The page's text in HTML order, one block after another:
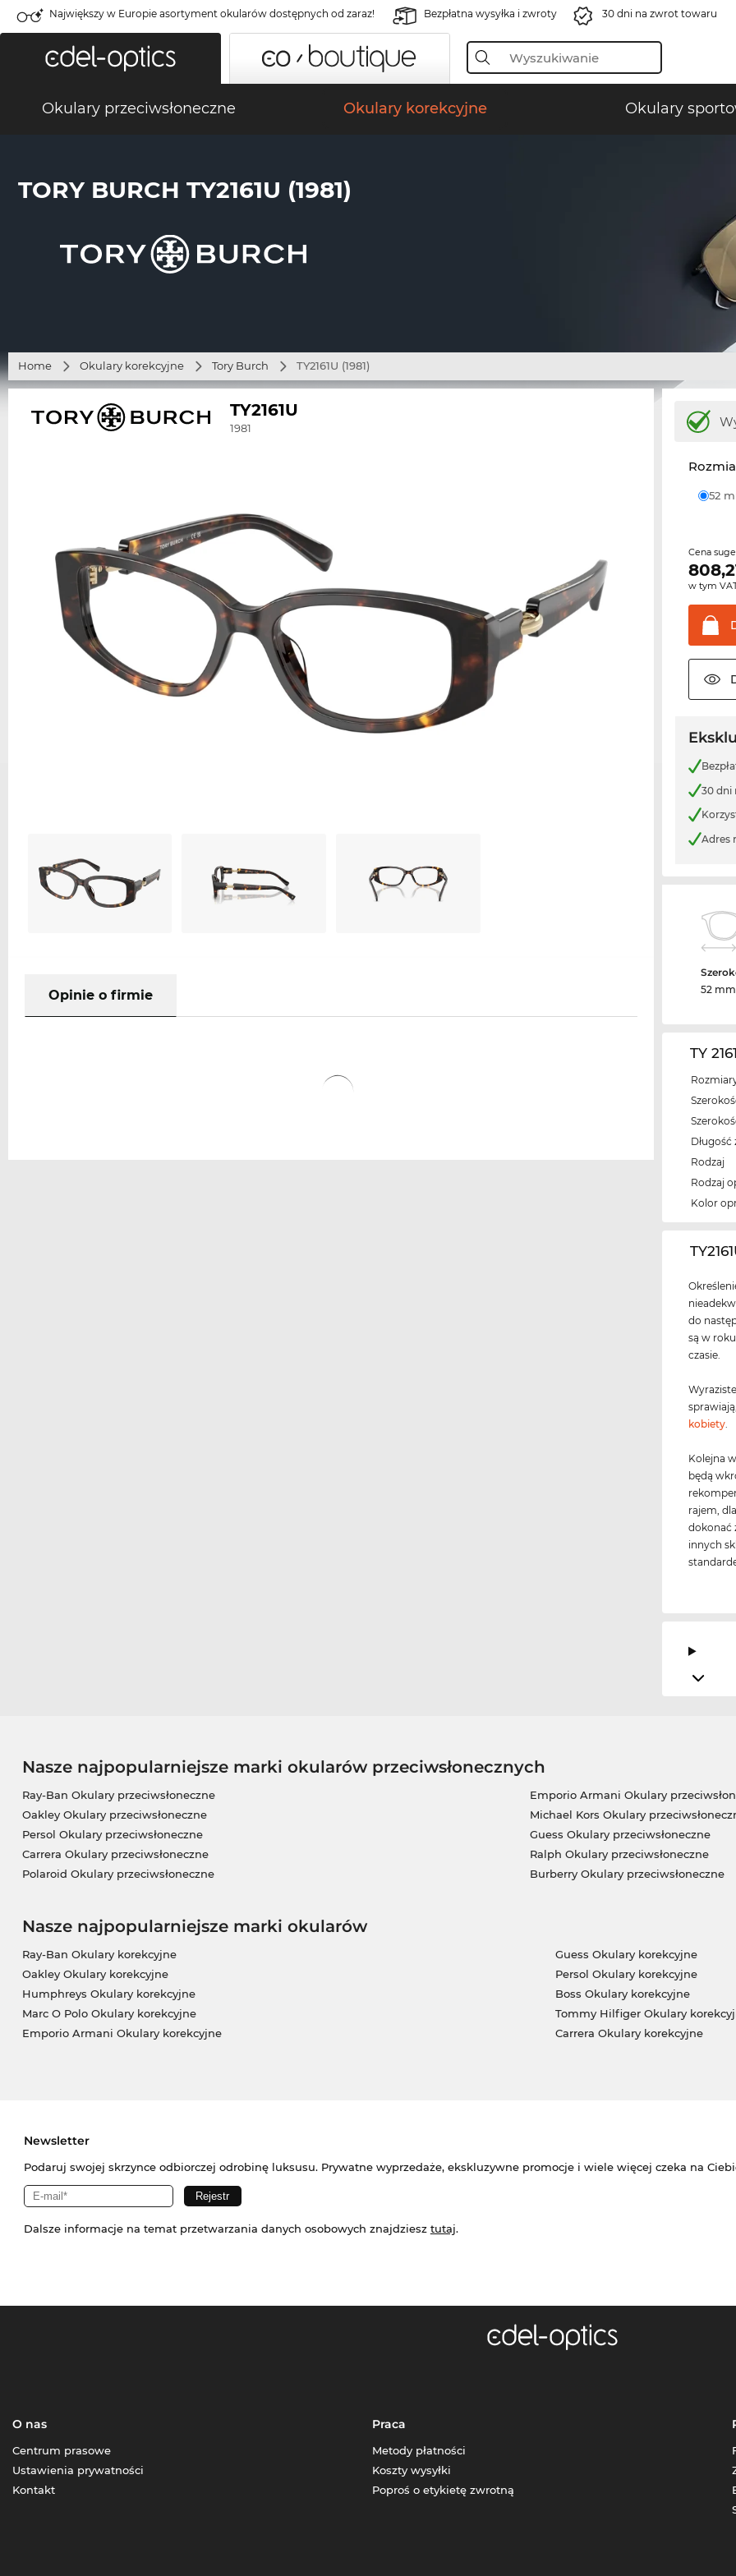
Największy w Europie asortyment okularów dostępnych od zaraz! Bezpłatna wysyłka i zwroty 30 dni na zwrot towaru
Okulary przeciwsłoneczne Okulary korekcyjne Okulary
TORY BURCH TY2161U (1981)
Home Okulary korekcyjne Tory Burch TY2161U (1981)
TY2161U
1981
Opinie o firmie
52
Cena
w tym
30 dni
Adres
52 mm
TY
Długość
Rodzaj
Rodzaj
Kolor
do
są w
czasie.
kobiety.
Kolejna
będą
rajem,
dokonać
innych
Nasze najpopularniejsze marki okularów przeciwsłonecznych
Ray-Ban Okulary przeciwsłoneczne
Oakley Okulary przeciwsłoneczne
Persol Okulary przeciwsłoneczne
Carrera Okulary przeciwsłoneczne
Polaroid Okulary przeciwsłoneczne
Emporio Armani Okulary
Michael Kors Okulary
Guess Okulary przeciwsłoneczne
Ralph Okulary przeciwsłoneczne
Burberry Okulary przeciwsłoneczne
Nasze najpopularniejsze marki okularów
Ray-Ban Okulary korekcyjne
Oakley Okulary korekcyjne
Humphreys Okulary korekcyjne
Marc O Polo Okulary korekcyjne
Emporio Armani Okulary korekcyjne
Guess Okulary korekcyjne
Persol Okulary korekcyjne
Boss Okulary korekcyjne
Tommy Hilfiger Okulary
Carrera Okulary korekcyjne
Newsletter
Podaruj swojej skrzynce odbiorczej odrobinę luksusu. Prywatne wyprzedaże, ekskluzywne promocje i wiele więcej czeka na
Dalsze informacje na temat przetwarzania danych osobowych znajdziesz tutaj.
O nas
Centrum prasowe
Ustawienia prywatności
Kontakt
Praca
Metody płatności
Koszty wysyłki
Poproś o etykietę zwrotną